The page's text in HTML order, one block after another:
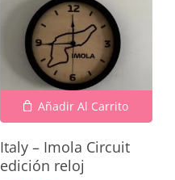
Añadir Al Carrito
Italy – Imola Circuit
edición reloj